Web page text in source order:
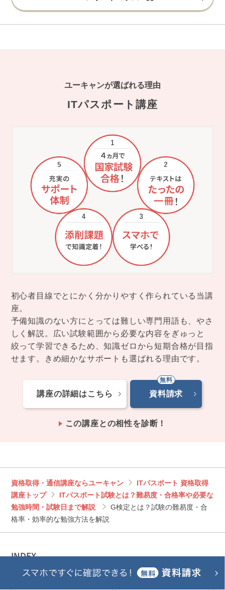
ユーキャンが選ばれる理由
ITパスポート講座
初心者目線でとにかく分かりやすく作られている当講
座。
予備知識のない方にとっては難しい専門用語も、やさ
しく解説。広い試験範囲から必要な内容をぎゅっと
絞って学習できるため、知識ゼロから短期合格が目指
せます。きめ細かなサポートも選ばれる理由です。
講座の詳細はこちら 資料請求
この講座との相性を診断！
資格取得・通信講座ならユーキャン
ITパスポート 資格取得
講座トップ
ITパスポート試験とは？難易度・合格率や必要な
勉強時間・試験日まで解説
G検定とは？試験の難易度・合
格率・効率的な勉強方法を解説
INDEX
ITパスポートとは